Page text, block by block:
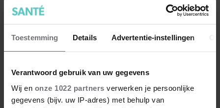
Toestemming Details Advertentie-instellingen
Verantwoord gebruik van uw gegevens
Wij en onze 1022 partners verwerken je persoonlijke
gegevens (bijv. uw IP-adres) met behulp van
7 kleine dingen die je leven
kosten)